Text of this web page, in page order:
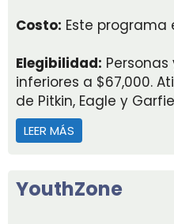
Costo: Este programa
Elegibilidad:
inferiores a $67,000.
de Pitkin, Eagle y
LEER MÁS
YouthZone